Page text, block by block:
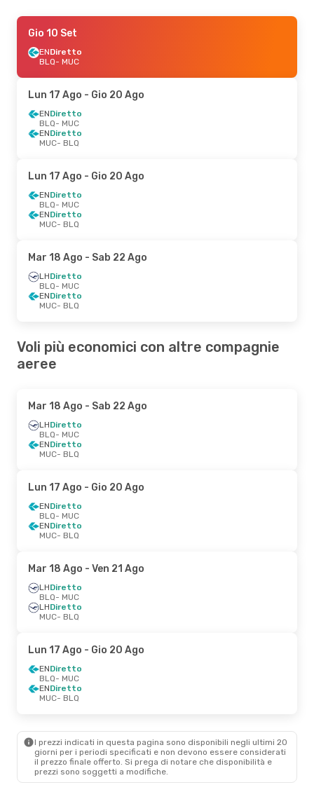
Gio 10 Set
ENDiretto
BLQ- MUC
Lun 17 Ago - Gio 20 Ago
ENDiretto
BLQ- MUC
ENDiretto
MUC- BLQ
Lun 17 Ago - Gio 20 Ago
ENDiretto
BLQ- MUC
ENDiretto
MUC- BLQ
Mar 18 Ago - Sab 22 Ago
LHDiretto
BLQ- MUC
ENDiretto
MUC- BLQ
Voli più economici con altre compagnie
aeree
Mar 18 Ago - Sab 22 Ago
LHDiretto
BLQ- MUC
ENDiretto
MUC- BLQ
Lun 17 Ago - Gio 20 Ago
ENDiretto
BLQ- MUC
ENDiretto
MUC- BLQ
Mar 18 Ago - Ven 21 Ago
LHDiretto
BLQ- MUC
LHDiretto
MUC- BLQ
Lun 17 Ago - Gio 20 Ago
ENDiretto
BLQ- MUC
ENDiretto
MUC- BLQ
I prezzi indicati in questa pagina sono disponibili negli ultimi 20
giorni per i periodi specificati e non devono essere considerati
il ​​prezzo finale offerto. Si prega di notare che disponibilità e
prezzi sono soggetti a modifiche.